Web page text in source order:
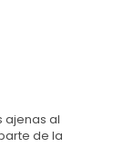
ajenas al
de la